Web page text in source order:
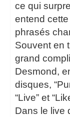
ce qui
entend
phrasés
Souvent en
grand
Desmond,
disques,
“Live” et
Dans le live